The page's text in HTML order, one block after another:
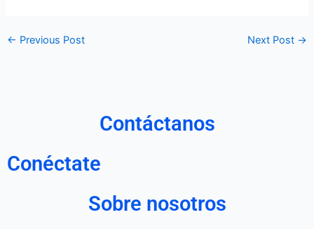
← Previous Post Next Post →
Contáctanos
Conéctate
Sobre nosotros